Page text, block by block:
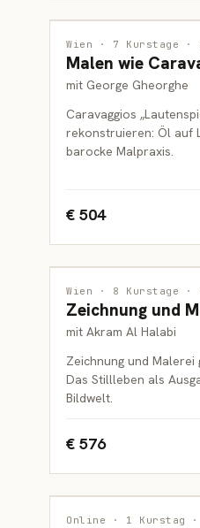
MALEREI
ERWACHSENE
Wien · 7 Kurstage ·
Malen wie
mit George Gheorghe
Caravaggios
rekonstruieren: Öl auf
barocke Malpraxis.
€ 504
MALEREI
ERWACHSENE
Wien · 8 Kurstage ·
Zeichnung und
mit Akram Al Halabi
Zeichnung und Malerei
Das Stillleben als
Bildwelt.
€ 576
INTERDISZIPLINÄR
Online · 1 Kurstag